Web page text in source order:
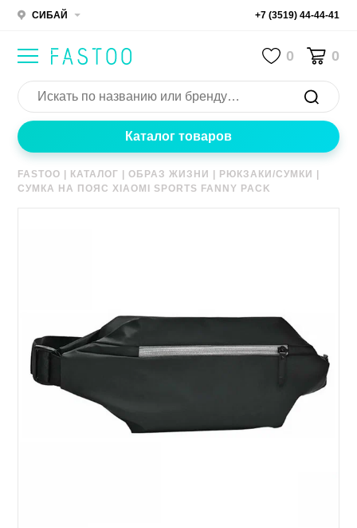
СИБАЙ +7 (3519) 44-44-41
0 0
Каталог товаров
FASTOO КАТАЛОГ |ОБРАЗ ЖИЗНИ РЮКЗАКИ/СУМКИ
СУМКА НА ПОЯС XIAOMI SPORTS FANNY PACK